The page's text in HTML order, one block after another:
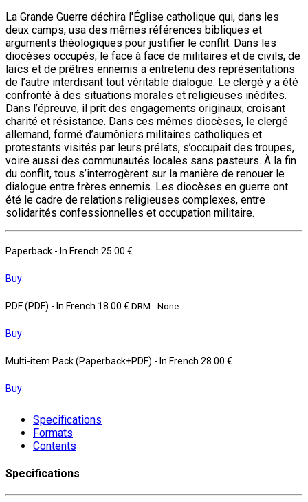
La Grande Guerre déchira l'Église catholique qui, dans les
deux camps, usa des mêmes références bibliques et
arguments théologiques pour justifier le conflit. Dans les
diocèses occupés, le face à face de militaires et de civils, de
laïcs et de prêtres ennemis a entretenu des représentations
de l’autre interdisant tout véritable dialogue. Le clergé y a été
confronté à des situations morales et religieuses inédites.
Dans l’épreuve, il prit des engagements originaux, croisant
charité et résistance. Dans ces mêmes diocèses, le clergé
allemand, formé d’aumôniers militaires catholiques et
protestants visités par leurs prélats, s’occupait des troupes,
voire aussi des communautés locales sans pasteurs. À la fin
du conflit, tous s’interrogèrent sur la manière de renouer le
dialogue entre frères ennemis. Les diocèses en guerre ont
été le cadre de relations religieuses complexes, entre
solidarités confessionnelles et occupation militaire.
Paperback - In French 25.00 €
Buy
PDF (PDF) - In French 18.00 € DRM - None
Buy
Multi-item Pack (Paperback+PDF) - In French 28.00 €
Buy
Specifications
Formats
Contents
Specifications